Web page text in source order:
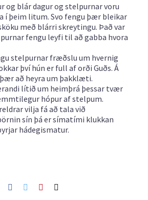
og blár dagur og stelpurnar voru
þeim litum. Svo fengu þær bleikar
með blárri skreytingu. Það var
fengu leyfi til að gabba hvora
stelpurnar fræðslu um hvernig
því hún er full af orði Guðs. Á
að heyra um þakklæti.
lítið um heimþrá þessar tvær
hópur af stelpum.
vilja fá að tala við
sín þá er símatími klukkan
hádegismatur.
Facebook
TwitterPinterest